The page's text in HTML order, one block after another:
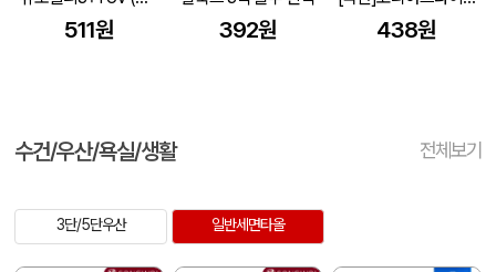
511원 392원 438원
수건/우산/욕실/생활 전체보기
3단/5단우산 일반세면타올